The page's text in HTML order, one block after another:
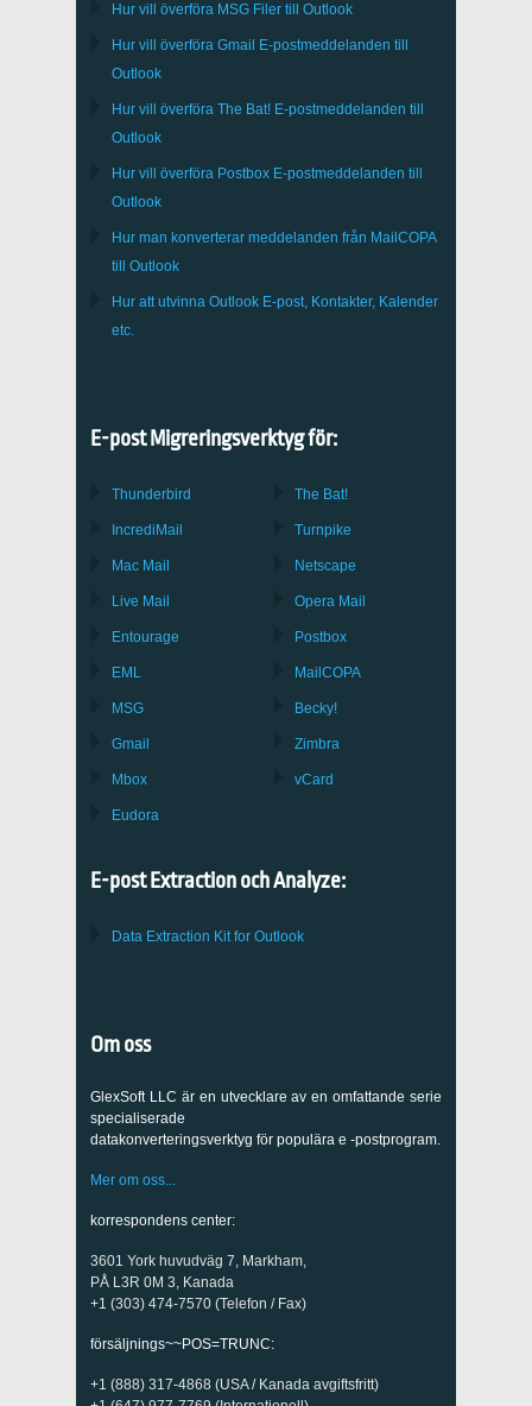
Hur vill överföra MSG Filer till Outlook
Hur vill överföra Gmail
E-postmeddelanden till
Outlook
Hur vill överföra The Bat! E-postmeddelanden till
Outlook
Hur vill överföra Postbox E-postmeddelanden till
Outlook
Hur man konverterar meddelanden från MailCOPA
till Outlook
Hur att utvinna Outlook E-post, Kontakter, Kalender
etc.
E-post Migreringsverktyg för:
Thunderbird
IncrediMail
Mac Mail
Live Mail
Entourage
EML
MSG
Gmail
Mbox
Eudora
The Bat!
Turnpike
Netscape
Opera Mail
Postbox
MailCOPA
Becky!
Zimbra
vCard
E-post Extraction och Analyze:
Data Extraction Kit for Outlook
Om oss
GlexSoft LLC är en utvecklare av en omfattande serie
specialiserade
datakonverteringsverktyg för populära e -postprogram.
Mer om oss...
korrespondens center:
3601 York huvudväg 7, Markham,
PÅ L3R 0M 3, Kanada
+1 (303) 474-7570 (Telefon / Fax)
försäljnings~~POS=TRUNC:
+1 (888) 317-4868 (USA / Kanada avgiftsfritt)